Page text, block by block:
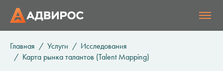
Главная Услуги
Исследования
Карта рынка талантов (Talent Mapping)